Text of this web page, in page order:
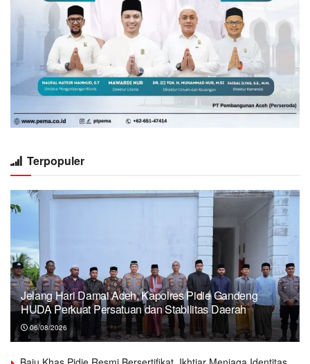
Terpopuler
Jelang Hari Damai Aceh, Kapolres Pidie Gandeng
HUDA Perkuat Persatuan dan Stabilitas Daerah
06/08/2026